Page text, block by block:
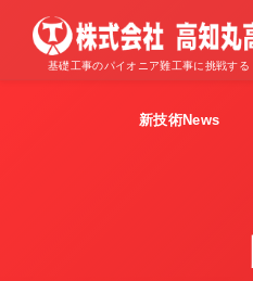
基礎工事のパイオニア難工事に挑戦する
新技術News